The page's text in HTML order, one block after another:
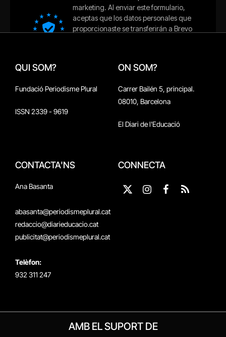
QUI SOM?
Fundació Periodisme Plural
ISSN 2339 - 9619
ON SOM?
Carrer Bailén 5, principal.
08010, Barcelona
El Diari de l'Educació
CONTACTA'NS
Ana Basanta
abasanta@periodismeplural.cat
redaccio@diarieducacio.cat
publicitat@periodismeplural.cat
Telèfon:
932 311 247
CONNECTA
X
Instagram
Facebook
RSS
AMB EL SUPORT DE